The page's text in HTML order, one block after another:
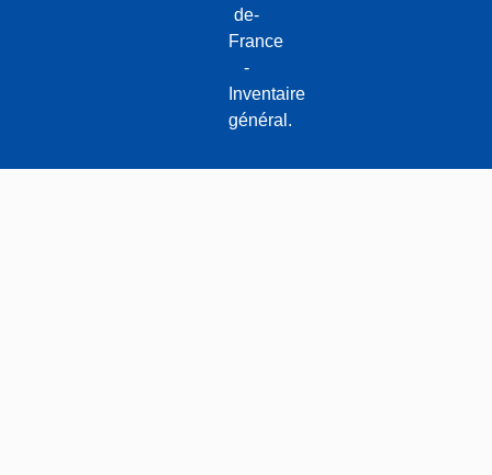
de-
France
-
Inventaire
général.